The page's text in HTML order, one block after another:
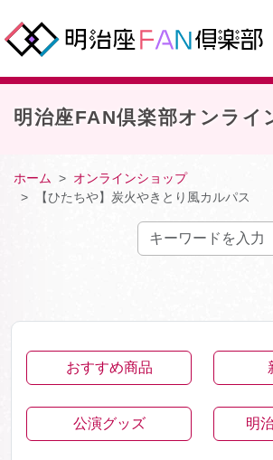
明治座FAN倶楽部オンライ
ホーム
オンラインショップ
【ひたちや】炭火やきとり風カルパス
おすすめ商品
公演グッズ 明